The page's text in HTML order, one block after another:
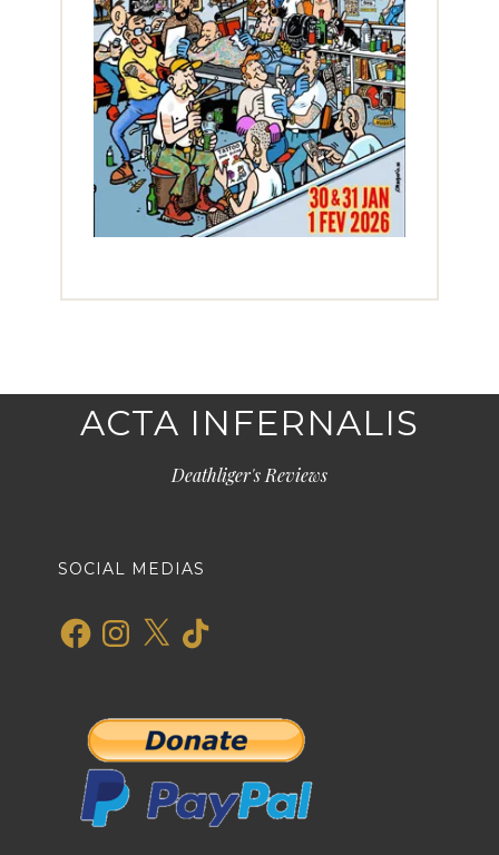
ACTA INFERNALIS
Deathliger's Reviews
SOCIAL MEDIAS
FacebookInstagram
X TikTok